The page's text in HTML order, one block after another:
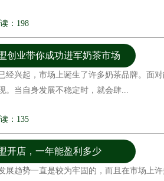
：198
创业带你成功进军奶茶市场
经兴起，市场上诞生了许多奶茶品牌。面
。当自身发展不稳定时，就会肆...
：135
开店，一年能盈利多少
展趋势一直是较为牢固的，而且在市场上